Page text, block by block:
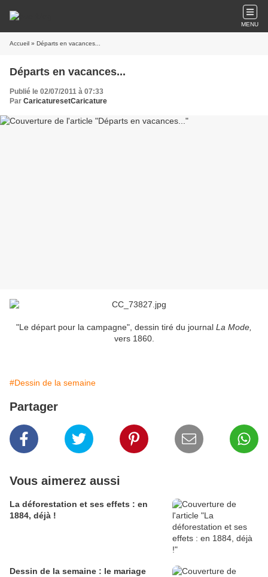
MENU
Accueil » Départs en vacances...
Départs en vacances...
Publié le 02/07/2011 à 07:33
Par CaricaturesetCaricature
"Le départ pour la campagne", dessin tiré du journal La Mode,
vers 1860.
#Dessin de la semaine
Partager
Vous aimerez aussi
La déforestation et ses effets : en
1884, déjà !
Dessin de la semaine : le mariage